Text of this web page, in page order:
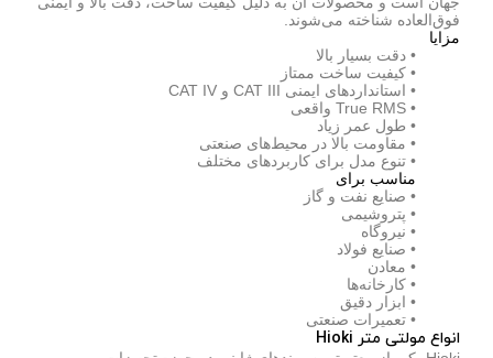
فوق‌العاده شناخته می‌شوند.
مزایا
• دقت بسیار بالا
• کیفیت ساخت ممتاز
• استانداردهای ایمنی CAT III و CAT IV
• True RMS واقعی
• طول عمر زیاد
• مقاومت بالا در محیط‌های صنعتی
• تنوع مدل برای کاربردهای مختلف
مناسب برای
• صنایع نفت و گاز
• پتروشیمی
• نیروگاه
• صنایع فولاد
• معادن
• کارخانه‌ها
• ابزار دقیق
• تعمیرات صنعتی
انواع مولتی متر Hioki